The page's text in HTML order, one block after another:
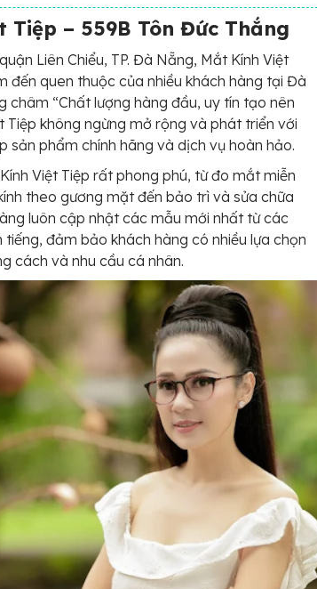
Tiệp – 559B Tôn Đức Thắng
Liên Chiểu, TP. Đà Nẵng, Mắt Kính Việt
đến quen thuộc của nhiều khách hàng tại Đà
châm “Chất lượng hàng đầu, uy tín tạo nên
Tiệp không ngừng mở rộng và phát triển với
sản phẩm chính hãng và dịch vụ hoàn hảo.
Việt Tiệp rất phong phú, từ đo mắt miễn
theo gương mặt đến bảo trì và sửa chữa
luôn cập nhật các mẫu mới nhất từ các
tiếng, đảm bảo khách hàng có nhiều lựa chọn
cách và nhu cầu cá nhân.